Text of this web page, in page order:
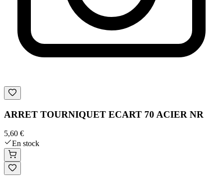
ARRET TOURNIQUET ECART 70 ACIER NR
5,60 €
En stock